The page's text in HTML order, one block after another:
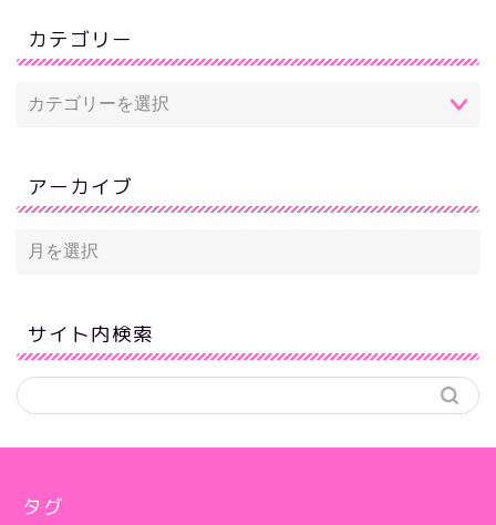
カテゴリー
アーカイブ
サイト内検索
タグ